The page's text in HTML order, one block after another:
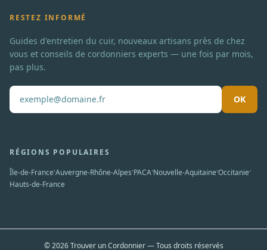
RESTEZ INFORMÉ
Guides d'entretien du cuir, nouveaux artisans près de chez
vous et conseils de cordonniers experts — une fois par mois,
pas plus.
OK
RÉGIONS POPULAIRES
Île-de-France·Auvergne-Rhône-Alpes·PACA·Nouvelle-Aquitaine·Occitanie·
Hauts-de-France
© 2026 Trouver un Cordonnier — Tous droits réservés